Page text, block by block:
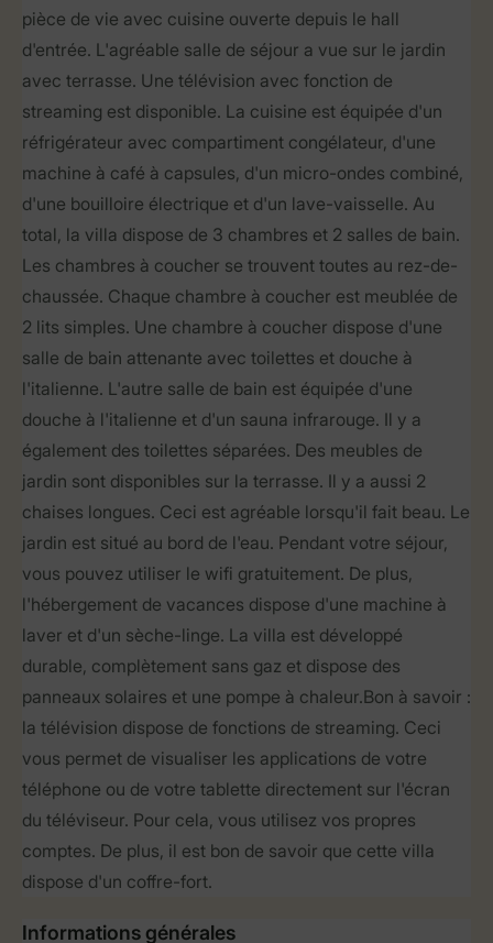
pièce de vie avec cuisine ouverte depuis le hall
d'entrée. L'agréable salle de séjour a vue sur le jardin
avec terrasse. Une télévision avec fonction de
streaming est disponible. La cuisine est équipée d'un
réfrigérateur avec compartiment congélateur, d'une
machine à café à capsules, d'un micro-ondes combiné,
d'une bouilloire électrique et d'un lave-vaisselle. Au
total, la villa dispose de 3 chambres et 2 salles de bain.
Les chambres à coucher se trouvent toutes au rez-de-
chaussée. Chaque chambre à coucher est meublée de
2 lits simples. Une chambre à coucher dispose d'une
salle de bain attenante avec toilettes et douche à
l'italienne. L'autre salle de bain est équipée d'une
douche à l'italienne et d'un sauna infrarouge. Il y a
également des toilettes séparées. Des meubles de
jardin sont disponibles sur la terrasse. Il y a aussi 2
chaises longues. Ceci est agréable lorsqu'il fait beau. Le
jardin est situé au bord de l'eau. Pendant votre séjour,
vous pouvez utiliser le wifi gratuitement. De plus,
l'hébergement de vacances dispose d'une machine à
laver et d'un sèche-linge. La villa est développé
durable, complètement sans gaz et dispose des
panneaux solaires et une pompe à chaleur.Bon à savoir :
la télévision dispose de fonctions de streaming. Ceci
vous permet de visualiser les applications de votre
téléphone ou de votre tablette directement sur l'écran
du téléviseur. Pour cela, vous utilisez vos propres
comptes. De plus, il est bon de savoir que cette villa
dispose d'un coffre-fort.
Informations générales